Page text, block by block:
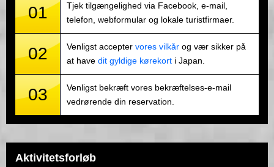
01
Tjek tilgængelighed via Facebook, e-mail,
telefon, webformular og lokale turistfirmaer.
02 Venligst accepter vores vilkår og vær sikker på
at have dit gyldige kørekort i Japan.
03
Venligst bekræft vores bekræftelses-e-mail
vedrørende din reservation.
Aktivitetsforløb